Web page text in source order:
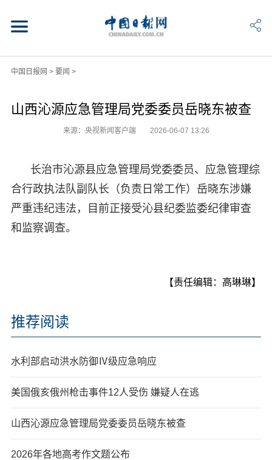
中国日报网 > 要闻 >
山西沁源应急管理局党委委员岳晓东被查
来源：央视新闻客户端 2026-06-07 13:26
长治市沁源县应急管理局党委委员、应急管理综
合行政执法队副队长（负责日常工作）岳晓东涉嫌
严重违纪违法，目前正接受沁县纪委监委纪律审查
和监察调查。
【责任编辑：高琳琳】
推荐阅读
水利部启动洪水防御Ⅳ级应急响应
美国俄亥俄州枪击事件12人受伤 嫌疑人在逃
山西沁源应急管理局党委委员岳晓东被查
2026年各地高考作文题公布